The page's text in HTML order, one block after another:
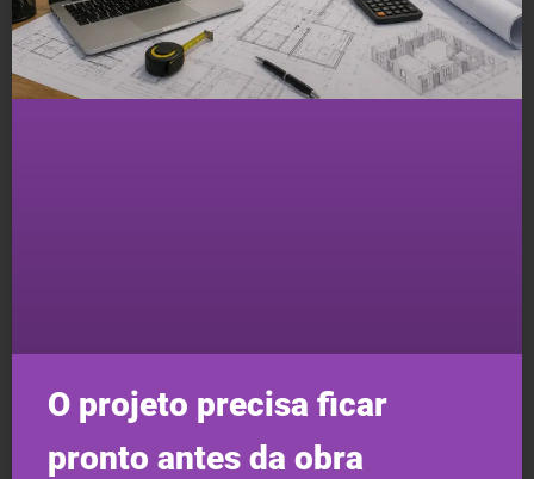
O projeto precisa ficar
pronto antes da obra